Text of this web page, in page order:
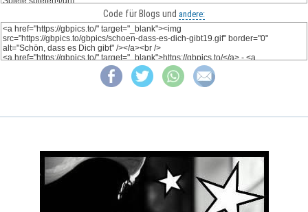
Code für Blogs und andere: